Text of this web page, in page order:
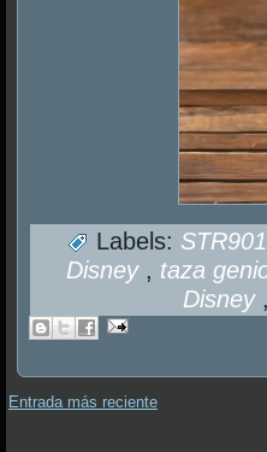
Labels:
Disney , taza
Disney ,
Entrada más reciente